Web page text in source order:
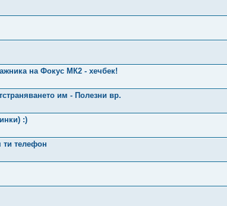
на Фокус МК2 - хечбек!
им - Полезни вр.
:)
ти телефон